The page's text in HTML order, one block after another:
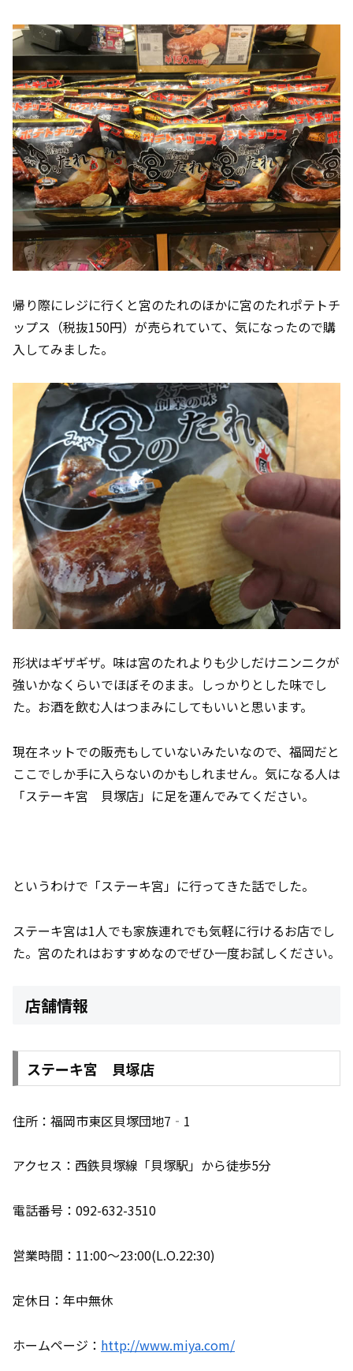
帰り際にレジに行くと宮のたれのほかに宮のたれポテトチ
ップス（税抜150円）が売られていて、気になったので購
入してみました。
形状はギザギザ。味は宮のたれよりも少しだけニンニクが
強いかなくらいでほぼそのまま。しっかりとした味でし
た。お酒を飲む人はつまみにしてもいいと思います。
現在ネットでの販売もしていないみたいなので、福岡だと
ここでしか手に入らないのかもしれません。気になる人は
「ステーキ宮 貝塚店」に足を運んでみてください。
というわけで「ステーキ宮」に行ってきた話でした。
ステーキ宮は1人でも家族連れでも気軽に行けるお店でし
た。宮のたれはおすすめなのでぜひ一度お試しください。
店舗情報
ステーキ宮 貝塚店
住所：福岡市東区貝塚団地7‐1
アクセス：西鉄貝塚線「貝塚駅」から徒歩5分
電話番号：092-632-3510
営業時間：11:00〜23:00(L.O.22:30)
定休日：年中無休
ホームページ： http://www.miya.com/